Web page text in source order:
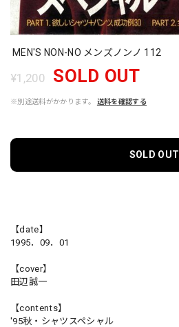
MEN'S NON-NO メンズノンノ 112
¥1,200 SOLD OUT
※別途送料がかかります。 送料を確認する
SOLD OUT
【date】
1995．09．01
【cover】
田辺誠一
【contents】
'95秋・シャツスペシャル